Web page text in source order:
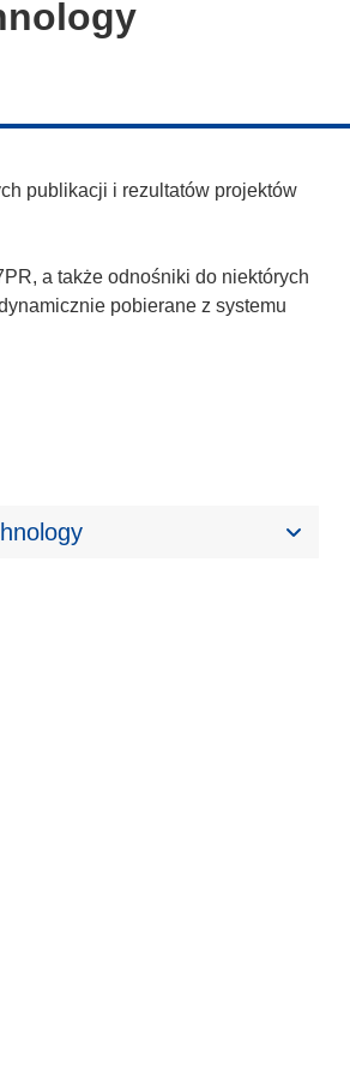
publikacji i rezultatów projektów
a także odnośniki do niektórych
pobierane z systemu